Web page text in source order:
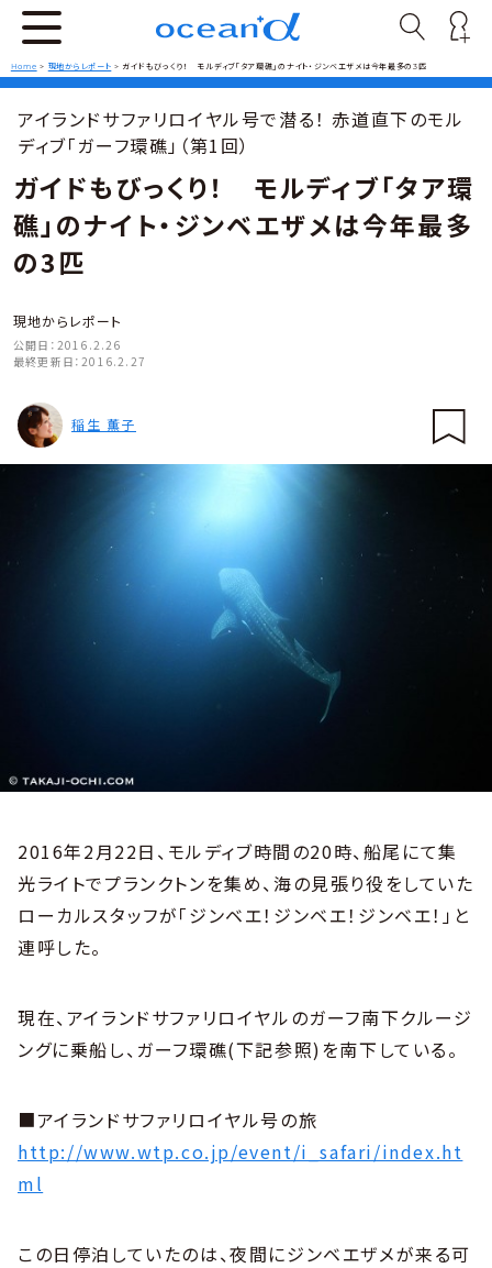
Home > 現地からレポート > ガイドもびっくり！ モルディブ「タア環礁」のナイト・ジンベエザメは今年最多の3匹
アイランドサファリロイヤル号で潜る！ 赤道直下のモル
ディブ「ガーフ環礁」（第1回）
ガイドもびっくり！ モルディブ「タア環
礁」のナイト・ジンベエザメは今年最多
の3匹
現地からレポート
公開日： 2016.2.26
最終更新日： 2016.2.27
稲生 薫子
2016年2月22日、モルディブ時間の20時、船尾にて集
光ライトでプランクトンを集め、海の見張り役をしていた
ローカルスタッフが「ジンベエ！ジンベエ！ジンベエ！」と
連呼した。
現在、アイランドサファリロイヤルのガーフ南下クルージ
ングに乗船し、ガーフ環礁(下記参照)を南下している。
■アイランドサファリロイヤル号の旅
http://www.wtp.co.jp/event/i_safari/index.ht
ml
この日停泊していたのは、夜間にジンベエザメが来る可